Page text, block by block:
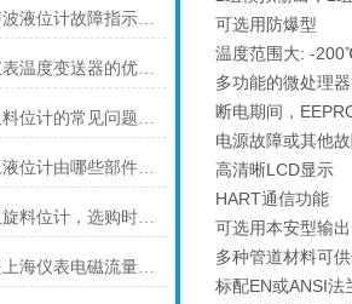
上海仪川超声波液位计故障指示灯常亮的解决方案
殊不知上海仪表温度变送器的优势是这样的
上海仪表音叉料位计的常见问题及其解决方法
顶装式磁翻板液位计由哪些部件构成？关键组成全梳理
为正确使用阻旋料位计，选购时应注意以下几点
殊不知这才是上海仪表电磁流量计的功能所在
可选用防爆型
温度范围大: -
多功能的微处理器
断电期间，
电源故障或其他
高清晰LCD显示
HART通信功能
可选用本安型输出
多种管道材料可
标配EN或ANSI法